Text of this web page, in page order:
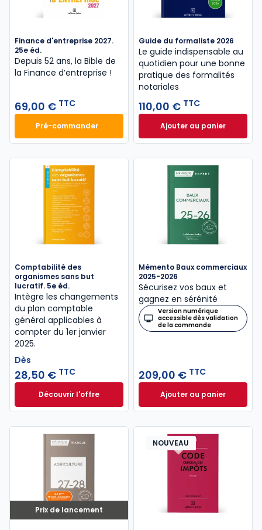
Finance d'entreprise 2027.
25e éd.
Depuis 52 ans, la Bible de
la Finance d’entreprise​ !
69,00 € TTC
Pré-commanderFinance d'entreprise 2027. 25e éd. à 69,00 € TTC
Guide du formaliste 2026
Le guide indispensable au
quotidien pour une bonne
pratique des formalités
notariales
110,00 € TTC
Ajouter au panier
Guide du
Comptabilité des
organismes sans but
lucratif. 5e éd.
Intègre les changements
du plan comptable
général applicables à
compter du 1er janvier
2025.
Dès
28,50 € TTC
Découvrir l'offreComptabilité des organismes sans but lucratif.
Dès
Mémento Baux commerciaux
2025-2026
Sécurisez vos baux et
gagnez en sérénité
Version numérique
accessible dès validation
de la commande
209,00 € TTC
Ajouter au panier
Mémento Baux
Prix de lancement
NOUVEAU